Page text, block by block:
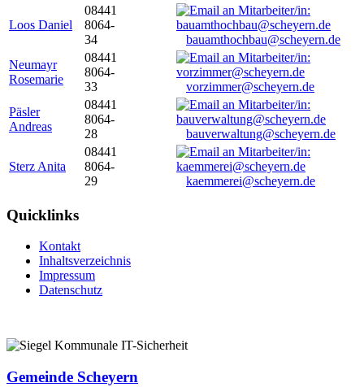
Loos Daniel
08441
8064-
34
bauamthochbau@scheyern.de
Neumayr
Rosemarie
08441
8064-
33
vorzimmer@scheyern.de
Päsler
Andreas
08441
8064-
28
bauverwaltung@scheyern.de
Sterz Anita
08441
8064-
29
kaemmerei@scheyern.de
Quicklinks
Kontakt
Inhaltsverzeichnis
Impressum
Datenschutz
Gemeinde Scheyern